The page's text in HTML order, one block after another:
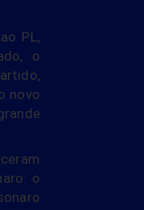
PL,
o
novo
o